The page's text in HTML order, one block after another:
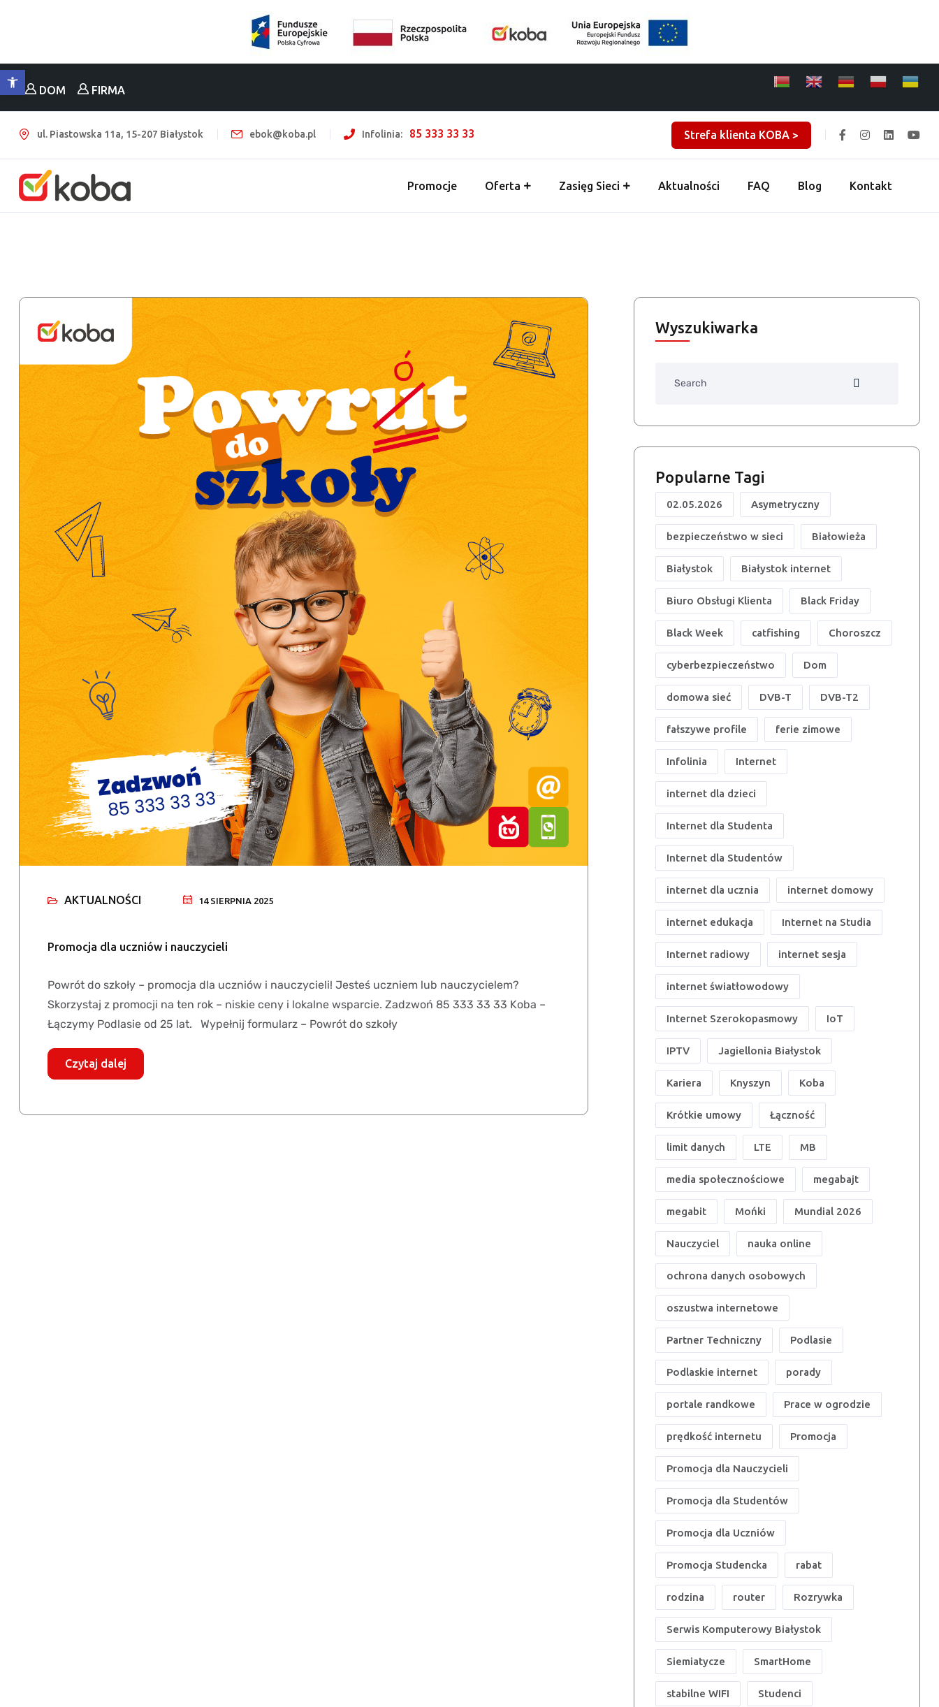
DOM FIRMA
ul. Piastowska 11a, 15-207 Białystok ebok@koba.pl Infolinia: 85 333 33 33 Strefa klienta KOBA >
Promocje Oferta Zasięg Sieci Aktualności FAQ Blog Kontakt
AKTUALNOŚCI 14 SIERPNIA 2025
Promocja dla uczniów i nauczycieli
Powrót do szkoły – promocja dla uczniów i nauczycieli! Jesteś uczniem lub nauczycielem?
Skorzystaj z promocji na ten rok – niskie ceny i lokalne wsparcie. Zadzwoń 85 333 33 33 Koba –
Łączymy Podlasie od 25 lat. Wypełnij formularz – Powrót do szkoły
Czytaj dalej
Wyszukiwarka
Popularne Tagi
02.05.2026 Asymetryczny
bezpieczeństwo w sieci Białowieża
Białystok Białystok internet
Biuro Obsługi Klienta Black Friday
Black Week catfishing Choroszcz
cyberbezpieczeństwo Dom
domowa sieć DVB-T DVB-T2
fałszywe profile ferie zimowe
Infolinia Internet
internet dla dzieci
Internet dla Studenta
Internet dla Studentów
internet dla ucznia internet domowy
internet edukacja Internet na Studia
Internet radiowy internet sesja
internet światłowodowy
Internet Szerokopasmowy IoT
IPTV Jagiellonia Białystok
Kariera Knyszyn Koba
Krótkie umowy Łączność
limit danych LTE MB
media społecznościowe megabajt
megabit Mońki Mundial 2026
Nauczyciel nauka online
ochrona danych osobowych
oszustwa internetowe
Partner Techniczny Podlasie
Podlaskie internet porady
portale randkowe Prace w ogrodzie
prędkość internetu Promocja
Promocja dla Nauczycieli
Promocja dla Studentów
Promocja dla Uczniów
Promocja Studencka rabat
rodzina router Rozrywka
Serwis Komputerowy Białystok
Siemiatycze SmartHome
stabilne WIFI Studenci
Otwórz pasek narzędzi